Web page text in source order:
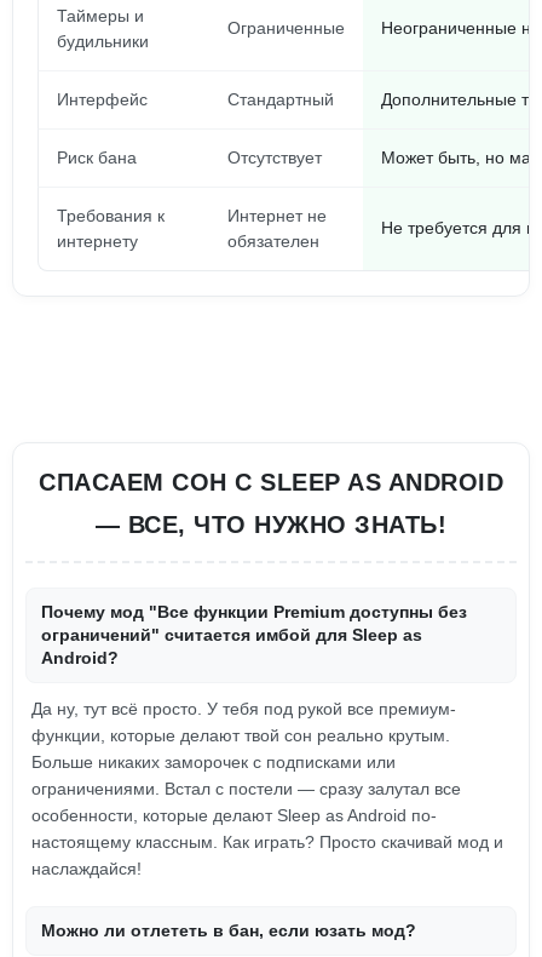
Таймеры и
будильники
Ограниченные Неограниченные
Интерфейс Стандартный Дополнительные
Риск бана Отсутствует Может быть, но
Требования к
интернету
Интернет не
обязателен
Не требуется для
СПАСАЕМ СОН С SLEEP AS ANDROID
— ВСЕ, ЧТО НУЖНО ЗНАТЬ!
Почему мод "Все функции Premium доступны без
ограничений" считается имбой для Sleep as
Android?
Да ну, тут всё просто. У тебя под рукой все премиум-
функции, которые делают твой сон реально крутым.
Больше никаких заморочек с подписками или
ограничениями. Встал с постели — сразу залутал все
особенности, которые делают Sleep as Android по-
настоящему классным. Как играть? Просто скачивай мод и
наслаждайся!
Можно ли отлететь в бан, если юзать мод?